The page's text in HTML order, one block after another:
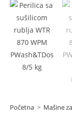
Početna > Mašine